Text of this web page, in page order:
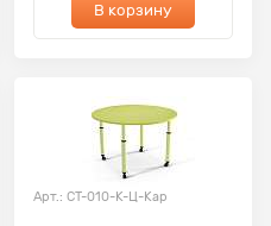
В корзину
Арт.: СТ-010-К-Ц-Кар